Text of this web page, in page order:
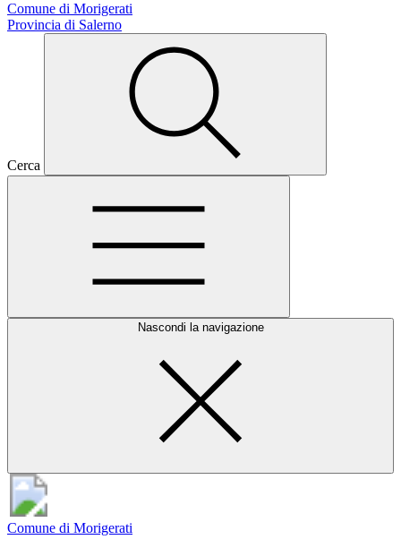
Comune di Morigerati
Provincia di Salerno
Cerca
Nascondi la navigazione
Comune di Morigerati